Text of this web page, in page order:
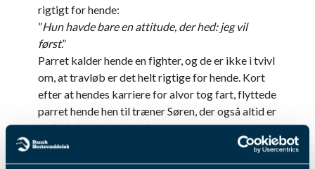
rigtigt for hende:
”Hun havde bare en attitude, der hed: jeg vil
først.”
Parret kalder hende en fighter, og de er ikke i tvivl
om, at travløb er det helt rigtige for hende. Kort
efter at hendes karriere for alvor tog fart, flyttede
parret hende hen til træner Søren, der også altid er
at finde bag hende i sulkyen:
”Søren sagde jo nærmest allerede fra dag 1, at der
bare var noget i hende – det er bare, det her hun